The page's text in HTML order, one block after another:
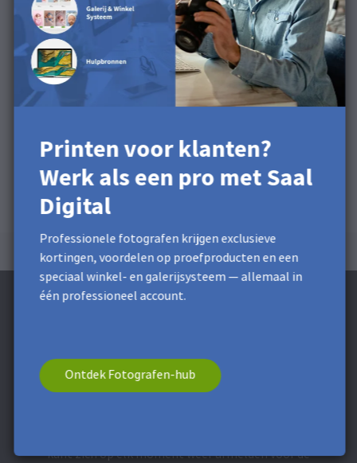
Printen voor klanten?
Werk als een pro met Saal
Digital
Professionele fotografen krijgen exclusieve
kortingen, voordelen op proefproducten en een
speciaal winkel- en galerijsysteem — allemaal in
één professioneel account.
Ontdek Fotografen-hub
Schrijf je in voor de nieuwsbrief en ontvang
5 € Korting**.
kunt zich op elk moment weer afmelden voor de